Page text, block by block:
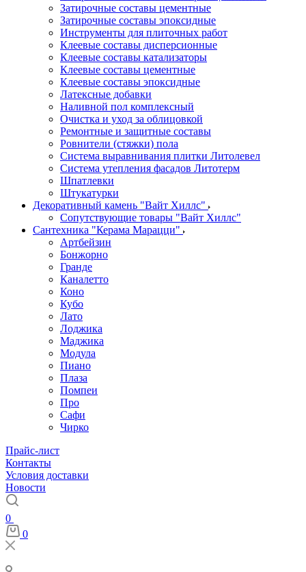
Затирочные составы цементные
Затирочные составы эпоксидные
Инструменты для плиточных работ
Клеевые составы дисперсионные
Клеевые составы катализаторы
Клеевые составы цементные
Клеевые составы эпоксидные
Латексные добавки
Наливной пол комплексный
Очистка и уход за облицовкой
Ремонтные и защитные составы
Ровнители (стяжки) пола
Система выравнивания плитки Литолевел
Система утепления фасадов Литотерм
Шпатлевки
Штукатурки
Декоративный камень "Вайт Хиллс"
Сопутствующие товары "Вайт Хиллс"
Сантехника "Керама Марацци"
Артбейзин
Бонжорно
Гранде
Каналетто
Коно
Кубо
Лато
Лоджика
Маджика
Модула
Пиано
Плаза
Помпеи
Про
Сафи
Чирко
Прайс-лист
Контакты
Условия доставки
Новости
0
0